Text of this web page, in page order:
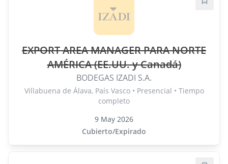
EXPORT AREA MANAGER PARA NORTE
AMÉRICA (EE.UU. y Canadá)
BODEGAS IZADI S.A.
Villabuena de Álava, País Vasco • Presencial • Tiempo
completo
9 May 2026
Cubierto/Expirado